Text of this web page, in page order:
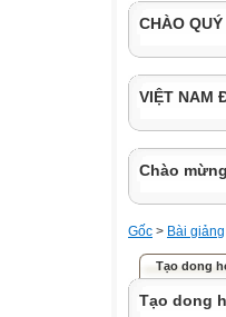
CHÀO
VIỆT NAM
Chào
Gốc > Bài giảng
Tạo dong
Tạo dong